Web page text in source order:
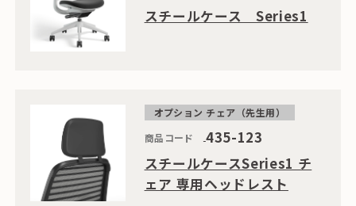
スチールケース Series1
オプション チェア（先生用）
商品コード
435-123
スチールケースSeries1 チ
ェア 専用ヘッドレスト